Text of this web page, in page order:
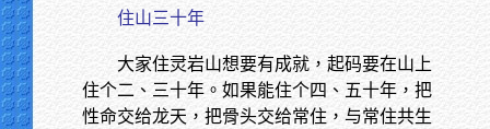
住山三十年
大家住灵岩山想要有成就，起码要在山上
住个二、三十年。如果能住个四、五十年，把
性命交给龙天，把骨头交给常住，与常住共生